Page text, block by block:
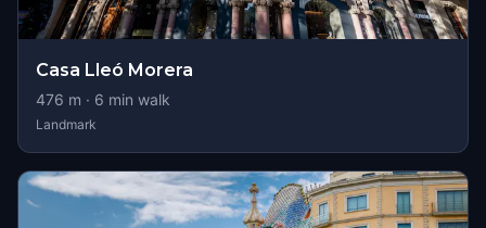
Casa Lleó Morera
476 m · 6 min walk
Landmark